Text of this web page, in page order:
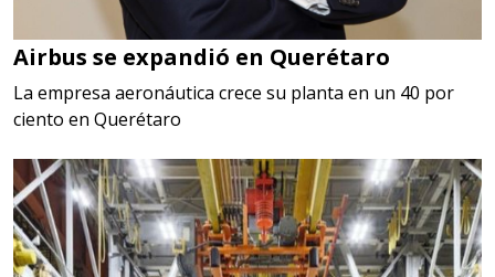
Airbus se expandió en Querétaro
La empresa aeronáutica crece su planta en un 40 por
ciento en Querétaro